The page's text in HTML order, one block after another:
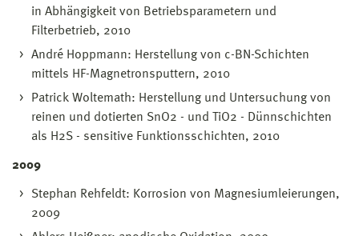
in Abhängigkeit von Betriebsparametern und
Filterbetrieb, 2010
André Hoppmann: Herstellung von c-BN-Schichten
mittels HF-Magnetronsputtern, 2010
Patrick Woltemath: Herstellung und Untersuchung von
reinen und dotierten SnO2 - und TiO2 - Dünnschichten
als H2S - sensitive Funktionsschichten, 2010
2009
Stephan Rehfeldt: Korrosion von Magnesiumleierungen,
2009